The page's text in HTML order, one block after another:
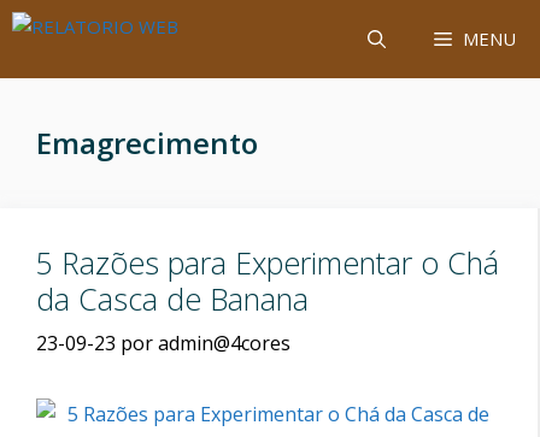
Saltar
o
MENU
Emagrecimento
5 Razões para Experimentar o Chá
da Casca de Banana
23-09-23 poradmin@4cores